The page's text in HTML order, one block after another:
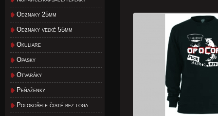
Odznaky 25mm
Odznaky veľké 55mm
Okuliare
Opasky
Otvaráky
Peňaženky
Polokošele čisté bez loga